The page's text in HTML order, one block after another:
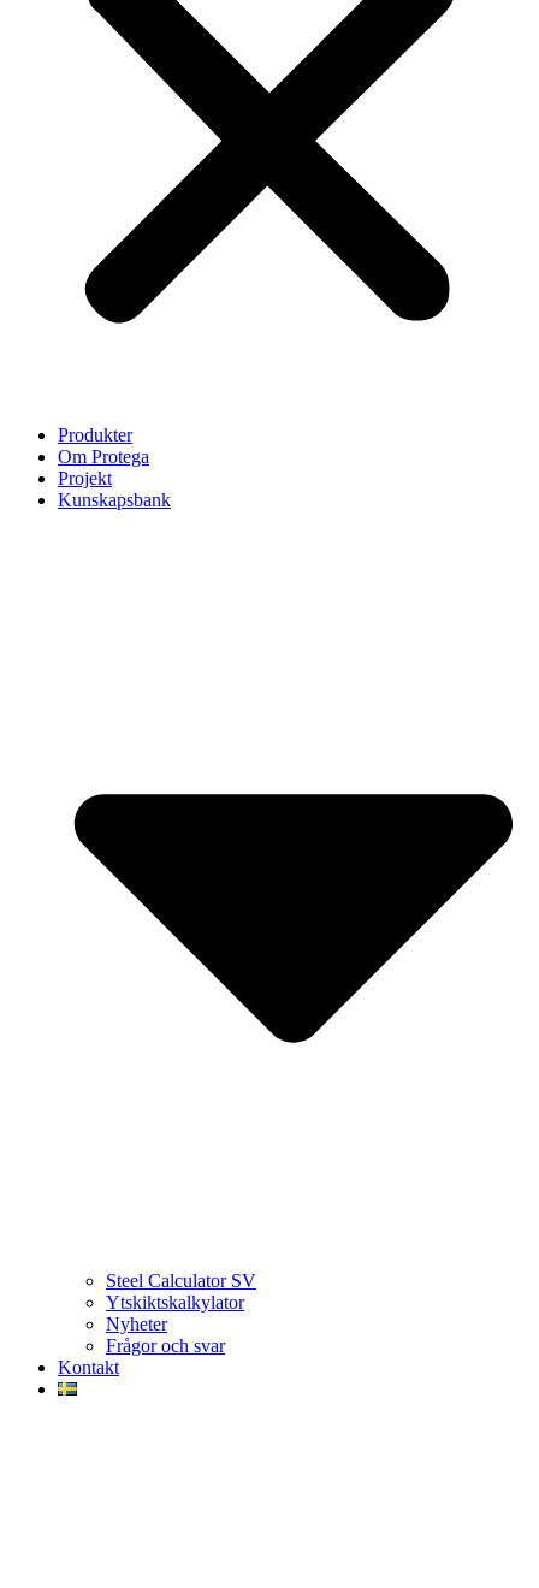
Produkter
Om Protega
Projekt
Kunskapsbank
Steel Calculator SV
Ytskiktskalkylator
Nyheter
Frågor och svar
Kontakt